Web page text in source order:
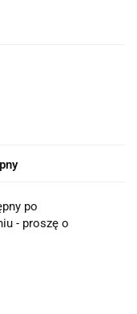
po
- proszę o